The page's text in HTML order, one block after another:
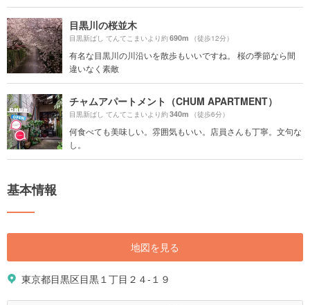
目黒川の桜並木
目黒新ばし てんてこまいより約690m （徒歩12分）
有名な目黒川の川沿いを散歩もいいですね。 桜の季節なら間
違いなく素敵
チャムアパートメント（CHUM APARTMENT）
目黒新ばし てんてこまいより約340m （徒歩6分）
何食べても美味しい。雰囲気もいい。店員さんも丁寧。文句な
し。
基本情報
地図を見る
東京都目黒区目黒１丁目２４-１９